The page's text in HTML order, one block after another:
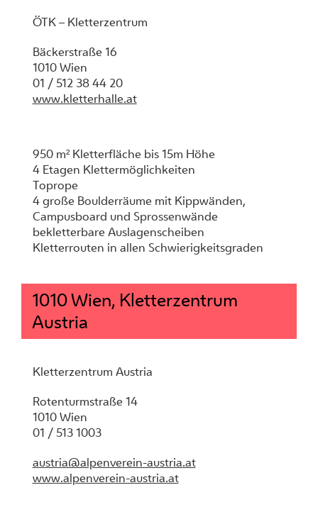
ÖTK – Kletterzentrum
Bäckerstraße 16
1010 Wien
01 / 512 38 44 20
www.kletterhalle.at
950 m² Kletterfläche bis 15m Höhe
4 Etagen Klettermöglichkeiten
Toprope
4 große Boulderräume mit Kippwänden,
Campusboard und Sprossenwände
bekletterbare Auslagenscheiben
Kletterrouten in allen Schwierigkeitsgraden
1010 Wien, Kletterzentrum
Austria
Kletterzentrum Austria
Rotenturmstraße 14
1010 Wien
01 / 513 1003
austria@alpenverein-austria.at
www.alpenverein-austria.at